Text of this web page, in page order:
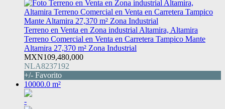
Terreno en Venta en Zona industrial Altamira, Altamira
Terreno Comercial en Venta en Carretera Tampico Mante
Altamira 27,370 m² Zona Industrial
MXN109,480,000
NLA8237192
+/- Favorito
10000.0 m²
-